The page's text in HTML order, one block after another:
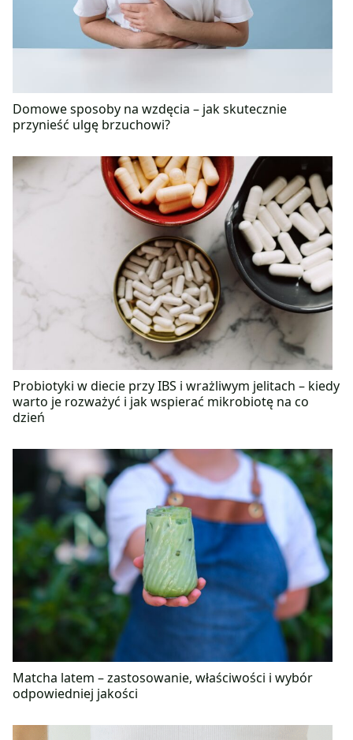
Domowe sposoby na wzdęcia – jak skutecznie
przynieść ulgę brzuchowi?
Probiotyki w diecie przy IBS i wrażliwym jelitach – kiedy
warto je rozważyć i jak wspierać mikrobiotę na co
dzień
Matcha latem – zastosowanie, właściwości i wybór
odpowiedniej jakości